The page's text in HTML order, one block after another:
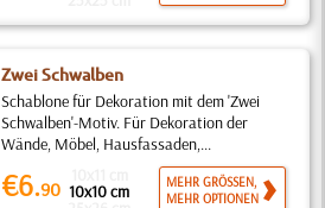
Zwei Schwalben
Schablone für Dekoration mit dem 'Zwei
Schwalben'-Motiv. Für Dekoration der
Wände, Möbel, Hausfassaden,...
€6.90 10x10 cm
MEHR GRÖSSEN,
MEHR OPTIONEN